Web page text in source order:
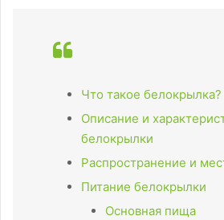
Что такое белокрылка?
Описание и
белокрылки
Распространение и
Питание белокрылки
Основная пища